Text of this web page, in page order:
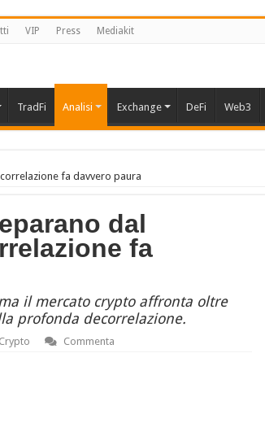
VIP Press Mediakit
TradFi Analisi Exchange DeFi Web3
fa davvero paura
dal
fa
il mercato crypto affronta oltre
profonda decorrelazione.
Commenta